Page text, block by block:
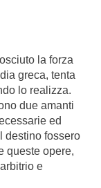
la forza
greca, tenta
lo realizza.
due amanti
ed
destino fossero
queste opere,
e